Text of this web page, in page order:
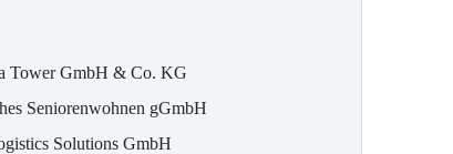
Tower GmbH & Co. KG
Seniorenwohnen gGmbH
Solutions GmbH